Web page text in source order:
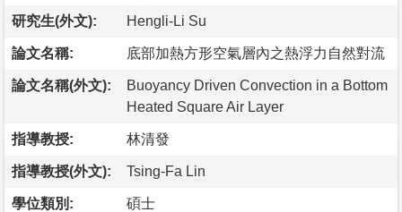
研究生(外文): Hengli-Li Su
論文名稱: 底部加熱方形空氣層內之熱浮力自然對流
論文名稱(外文):
Buoyancy Driven Convection in a Bottom
Heated Square Air Layer
指導教授: 林清發
指導教授(外文): Tsing-Fa Lin
學位類別: 碩士